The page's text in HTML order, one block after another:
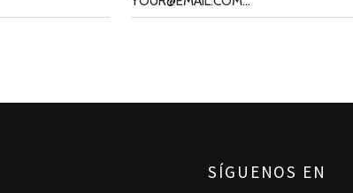
SÍGUENOS EN